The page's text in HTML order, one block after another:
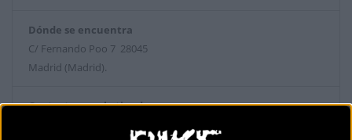
Dónde se encuentra
C/ Fernando Poo 7 28045
Madrid (Madrid).
Contactar con la tienda